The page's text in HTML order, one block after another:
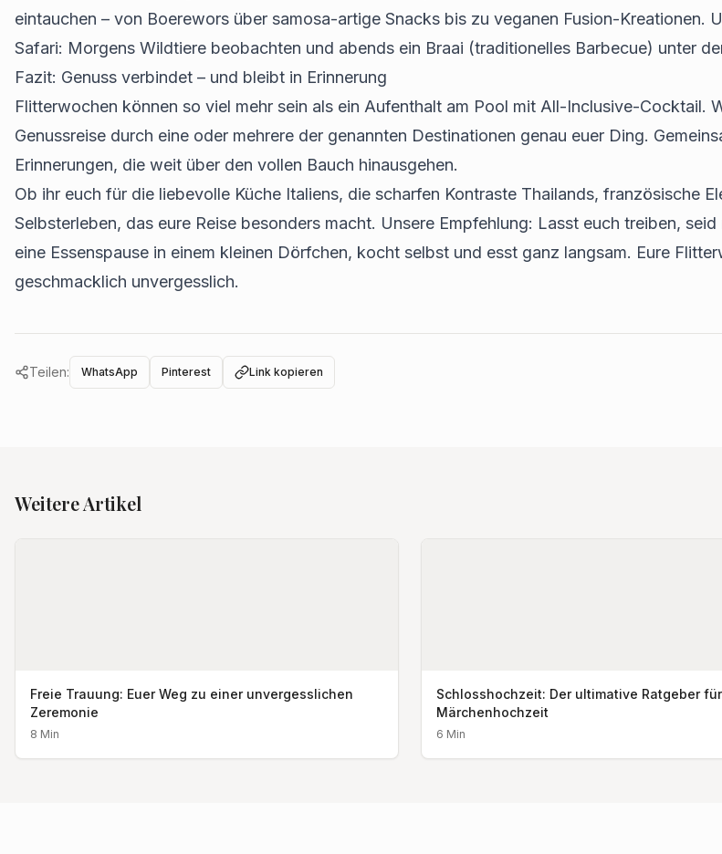
eintauchen – von Boerewors über samosa-artige Snacks bis zu veganen Fusion-
Safari: Morgens Wildtiere beobachten und abends ein Braai (traditionelles Barbecue) unter
Fazit: Genuss verbindet – und bleibt in Erinnerung
Flitterwochen können so viel mehr sein als ein Aufenthalt am Pool mit All-Inclusive-Cocktail.
Genussreise durch eine oder mehrere der genannten Destinationen genau euer Ding.
Erinnerungen, die weit über den vollen Bauch hinausgehen.
Ob ihr euch für die liebevolle Küche Italiens, die scharfen Kontraste Thailands, französische
Selbsterleben, das eure Reise besonders macht. Unsere Empfehlung: Lasst euch treiben,
eine Essenspause in einem kleinen Dörfchen, kocht selbst und esst ganz langsam. Eure
geschmacklich unvergesslich.
Teilen: WhatsApp Pinterest Link kopieren
Weitere Artikel
Freie Trauung: Euer Weg zu einer unvergesslichen
Zeremonie
8 Min
Schlosshochzeit: Der ultimative Ratgeber
Märchenhochzeit
6 Min